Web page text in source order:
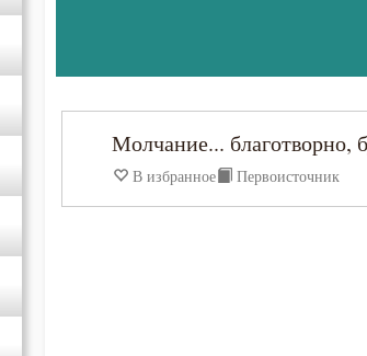
Григорий Богослов
Молчание...
В избранное Первоисточник